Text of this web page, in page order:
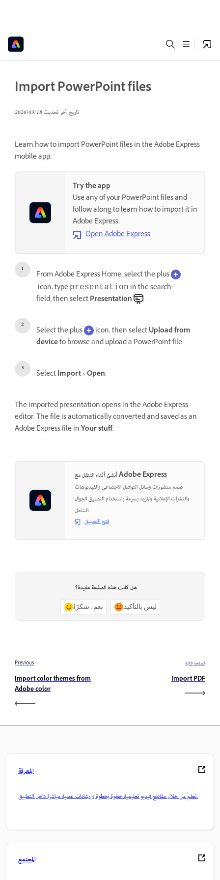
Import PowerPoint files
تاريخ آخر تحديث18‏/03‏/2026
Learn how to import PowerPoint files in the Adobe Express
mobile app.
Try the app
Use any of your PowerPoint files and
follow along to learn how to import it in
Adobe Express.
Open Adobe Express
From Adobe Express Home, select the plus
icon, type presentation in the search
field, then selectPresentation .
Select the plus icon, then selectUpload from
deviceto browse and upload a PowerPoint file.
SelectImport>Open.
The imported presentation opens in the Adobe Express
editor. The file is automatically converted and saved as an
Adobe Express file inYour stuff.
أنشئ أثناء التنقل مع Adobe Express
صمم منشورات وسائل التواصل الاجتماعي والفيديوهات
والنشرات الإعلانية والمزيد بسرعة باستخدام التطبيق الجوال
الشامل.
فتح التطبيق
هل كانت هذه الصفحة مفيدة؟
نعم، شكرًا ليس بالتأكيد
Previous
Import color themes from
Adobe color
الصفحة التالية
Import PDF
المعرفة
تعلم من خلال مقاطع فيديو تعليمية خطوة بخطوة وإرشادات عملية مباشرة داخل التطبيق.
المجتمع